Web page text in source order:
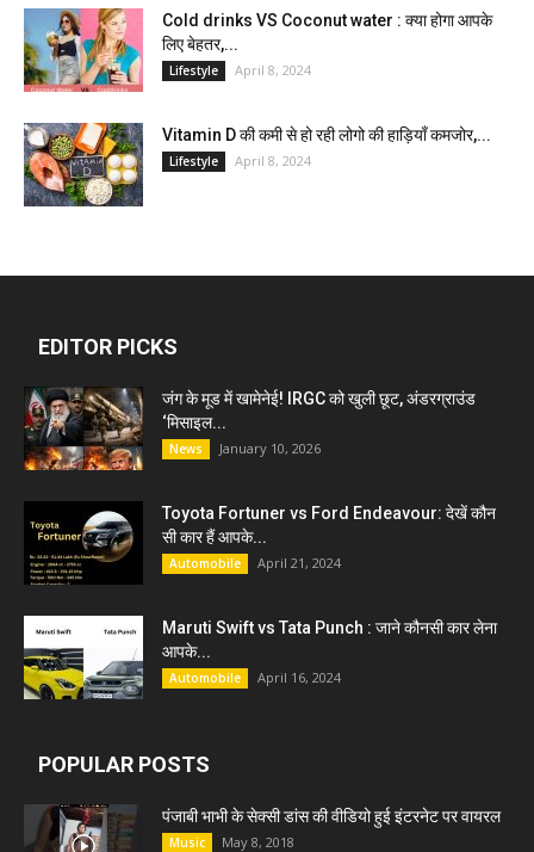
Cold drinks VS Coconut water : क्या होगा आपके
लिए बेहतर,...
Lifestyle April 8, 2024
Vitamin D की कमी से हो रही लोगो की हाड़ियाँ कमजोर,...
Lifestyle April 8, 2024
EDITOR PICKS
जंग के मूड में खामेनेई! IRGC को खुली छूट, अंडरग्राउंड
‘मिसाइल...
News January 10, 2026
Toyota Fortuner vs Ford Endeavour: देखें कौन
सी कार हैं आपके...
Automobile April 21, 2024
Maruti Swift vs Tata Punch : जाने कौनसी कार लेना
आपके...
Automobile April 16, 2024
POPULAR POSTS
पंजाबी भाभी के सेक्सी डांस की वीडियो हुई इंटरनेट पर वायरल
Music May 8, 2018